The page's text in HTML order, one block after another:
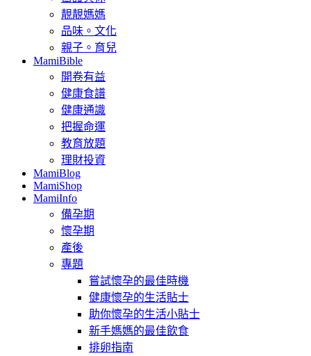
靚靚媽媽
品味。文化
親子。育兒
MamiBible
開卷有益
健康食譜
健康通識
把握命運
教育放題
理財投資
MamiBlog
MamiShop
MamiInfo
備孕期
懷孕期
產後
專題
嘗試懷孕的最佳時機
健康懷孕的生活貼士
助你懷孕的生活小貼士
新手媽媽的最佳飲食
排卵指南